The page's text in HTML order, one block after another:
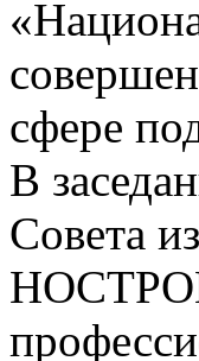
сфере
В
Совета
НОСТРОЙ